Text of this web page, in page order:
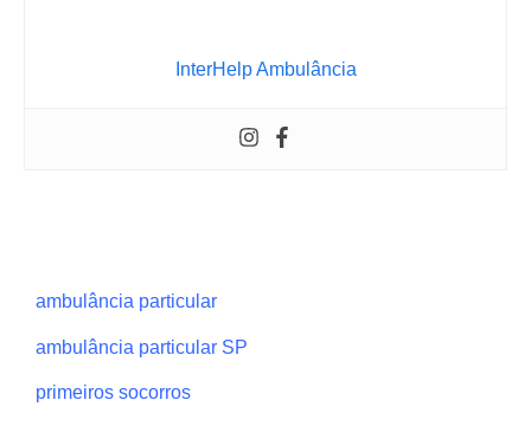
InterHelp Ambulância
ambulância particular
ambulância particular SP
primeiros socorros